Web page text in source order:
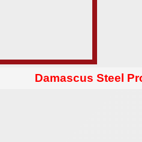
Damascus Steel